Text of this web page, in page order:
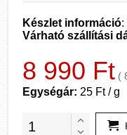
Készlet információ:
Várható szállítási
8 990 Ft (
Egységár: 25 Ft / g